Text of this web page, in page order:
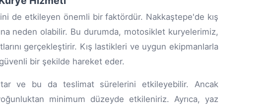
de etkileyen önemli bir faktördür. Nakkaştepe'de kış
neden olabilir. Bu durumda, motosiklet kuryelerimiz,
gerçekleştirir. Kış lastikleri ve uygun ekipmanlarla
bir şekilde hareket eder.
ve bu da teslimat sürelerini etkileyebilir. Ancak
minimum düzeyde etkileniriz. Ayrıca, yaz